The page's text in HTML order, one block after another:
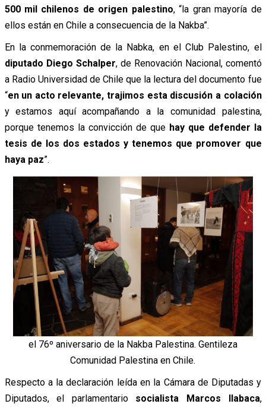
500 mil chilenos de origen palestino, “la gran mayoría de
ellos están en Chile a consecuencia de la Nakba”.
En la conmemoración de la Nabka, en el Club Palestino, el
diputado Diego Schalper, de Renovación Nacional, comentó
a Radio Universidad de Chile que la lectura del documento fue
“en un acto relevante, trajimos esta discusión a colación
y estamos aquí acompañando a la comunidad palestina,
porque tenemos la convicción de que hay que defender la
tesis de los dos estados y tenemos que promover que
haya paz”.
el 76º aniversario de la Nakba Palestina. Gentileza
Comunidad Palestina en Chile.
Respecto a la declaración leída en la Cámara de Diputadas y
Diputados, el parlamentariosocialista Marcos Ilabaca,